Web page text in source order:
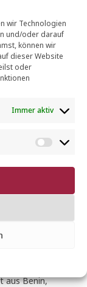
wir Technologien
und/oder darauf
können wir
dieser Website
oder
Immer aktiv
Juli –
aus Benin,